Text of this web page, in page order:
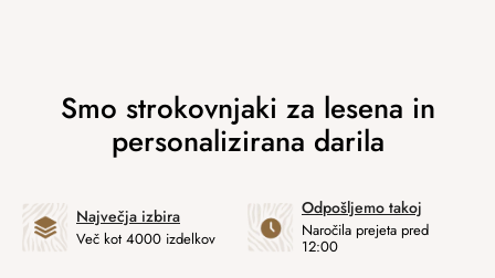
Največja izbira
Več kot 4000 izdelkov
Odpošljemo takoj
Naročila prejeta pred
12:00